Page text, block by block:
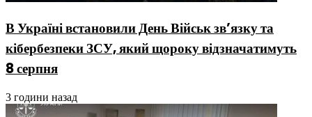
В Україні встановили День Військ зв’язку та
кібербезпеки ЗСУ, який щороку відзначатимуть
8 серпня
3 години назад